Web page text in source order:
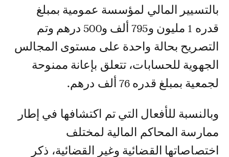
بالتسيير المالي لمؤسسة عمومية بمبلغ
قدره 1 مليون و795 ألف و500 درهم وتم
التصريح بحالة واحدة على مستوى المجالس
الجهوية للحسابات، تتعلق بإعانة ممنوحة
لجمعية بمبلغ قدره 76 ألف درهم.
وبالنسبة للأفعال التي تم اكتشافها في إطار
ممارسة المحاكم المالية لمختلف
اختصاصاتها القضائية وغير القضائية، ذكر